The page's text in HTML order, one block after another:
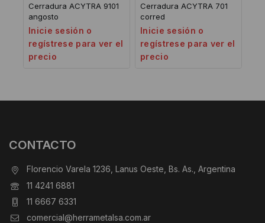
Cerradura ACYTRA 9101
angosto
Inicie sesión o
regístrese para ver el
precio
Cerradura ACYTRA 701
corred
Inicie sesión o
regístrese para ver el
precio
CONTACTO
Florencio Varela 1236, Lanus Oeste, Bs. As., Argentina
11 4241 6881
11 6667 6331
comercial@herrametalsa.com.ar